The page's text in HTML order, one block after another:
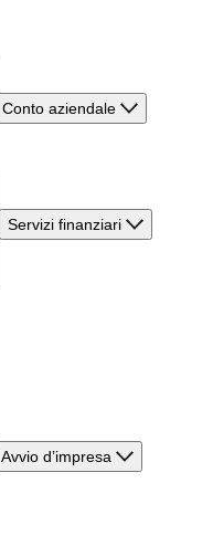
Conto aziendale
Servizi finanziari
Avvio d’impresa